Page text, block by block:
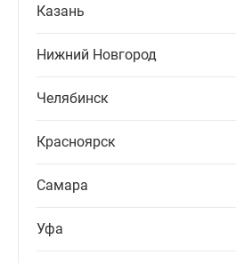
Казань
Нижний Новгород
Челябинск
Красноярск
Самара
Уфа